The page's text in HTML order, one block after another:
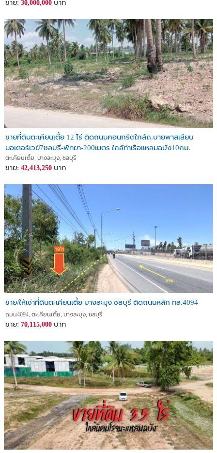
ขาย: 30,000,000 บาท
ขายที่ดินตะเคียนเตี้ย 12 ไร่ ติดถนนคอนกรีตใกล้ถ.บายพาสเลียบ
มอเตอร์เวย์7ชลบุรี-พัทยา-200เมตร ใกล้ท่าเรือแหลมฉบัง10กม.
อ.บางละมุง ชลบุรี
ตะเคียนเตี้ย, บางละมุง, ชลบุรี
ขาย: 42,413,250 บาท
ขาย/ให้เช่าที่ดินตะเคียนเตี้ย บางละมุง ชลบุรี ติดถนนหลัก ทล.4094
ถนน4094, ตะเคียนเตี้ย, บางละมุง, ชลบุรี
ขาย: 70,115,000 บาท